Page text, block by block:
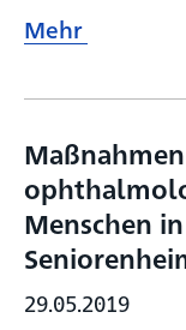
Mehr
Menschen
29.05.2019